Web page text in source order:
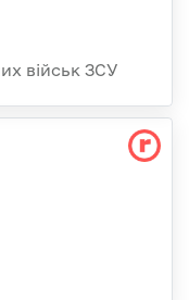
військ ЗСУ